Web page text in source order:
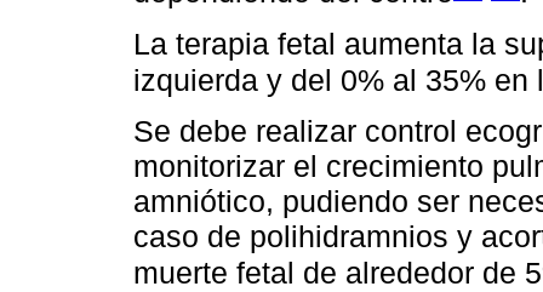
La terapia fetal aumenta la
izquierda y del 0% al 35% en
Se debe realizar control
monitorizar el crecimiento
amniótico, pudiendo ser
caso de polihidramnios y
muerte fetal de alrededor de